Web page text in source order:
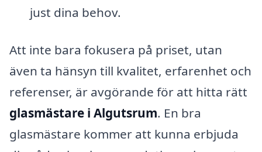
just dina behov.
Att inte bara fokusera på priset, utan
även ta hänsyn till kvalitet, erfarenhet och
referenser, är avgörande för att hitta rätt
glasmästare i Algutsrum. En bra
glasmästare kommer att kunna erbjuda